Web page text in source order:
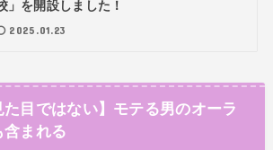
」を開設しました！
2025.01.23
た目ではない】モテる男のオーラ
まれる